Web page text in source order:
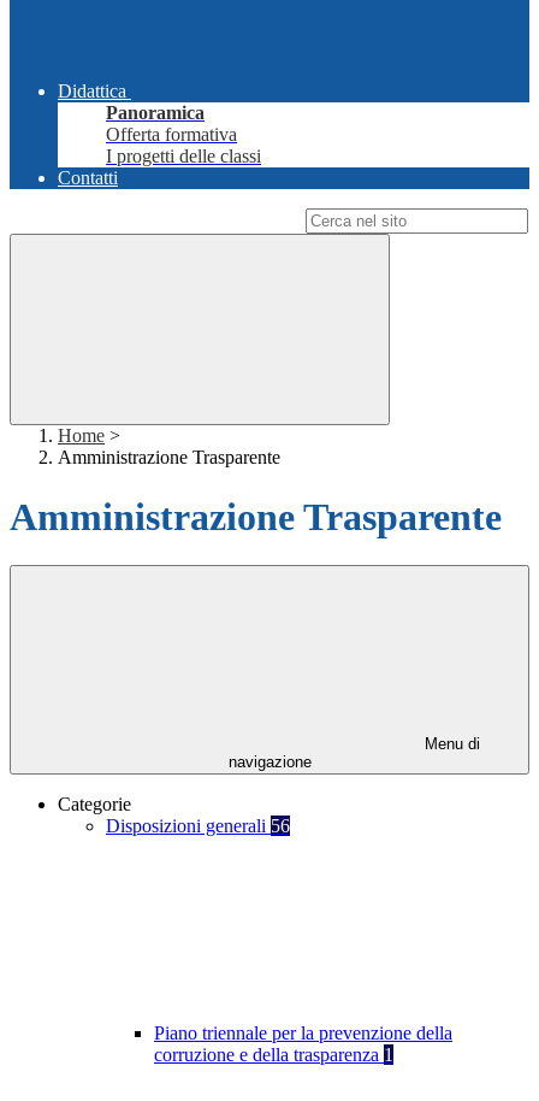
Didattica
Panoramica
Offerta formativa
I progetti delle classi
Contatti
Home >
Amministrazione Trasparente
Amministrazione Trasparente
Menu di
navigazione
Categorie
Disposizioni generali 56
Piano triennale per la prevenzione della
corruzione e della trasparenza 1